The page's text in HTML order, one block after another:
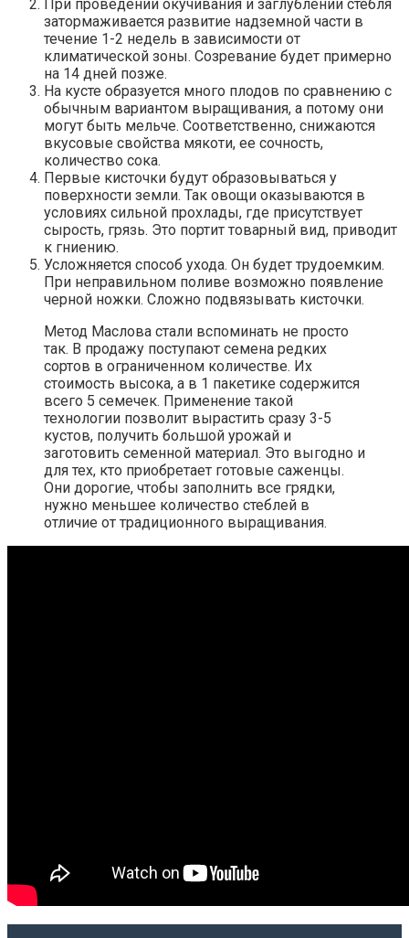
При проведении окучивания и заглублении стебля
затормаживается развитие надземной части в
течение 1-2 недель в зависимости от
климатической зоны. Созревание будет примерно
на 14 дней позже.
На кусте образуется много плодов по сравнению с
обычным вариантом выращивания, а потому они
могут быть мельче. Соответственно, снижаются
вкусовые свойства мякоти, ее сочность,
количество сока.
Первые кисточки будут образовываться у
поверхности земли. Так овощи оказываются в
условиях сильной прохлады, где присутствует
сырость, грязь. Это портит товарный вид, приводит
к гниению.
Усложняется способ ухода. Он будет трудоемким.
При неправильном поливе возможно появление
черной ножки. Сложно подвязывать кисточки.
Метод Маслова стали вспоминать не просто
так. В продажу поступают семена редких
сортов в ограниченном количестве. Их
стоимость высока, а в 1 пакетике содержится
всего 5 семечек. Применение такой
технологии позволит вырастить сразу 3-5
кустов, получить большой урожай и
заготовить семенной материал. Это выгодно и
для тех, кто приобретает готовые саженцы.
Они дорогие, чтобы заполнить все грядки,
нужно меньшее количество стеблей в
отличие от традиционного выращивания.